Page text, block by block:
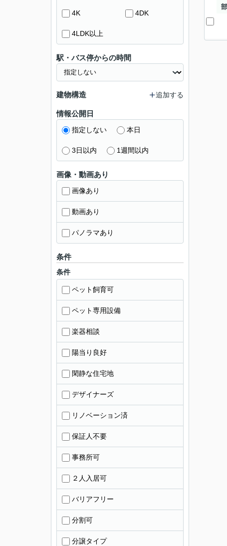
4K 4DK
4LDK以上
駅・バス停からの時間
建物構造 追加する
情報公開日
指定しない 本日
3日以内 1週間以内
画像・動画あり
画像あり
動画あり
パノラマあり
条件
条件
ペット飼育可
ペット専用設備
楽器相談
陽当り良好
閑静な住宅地
デザイナーズ
リノベーション済
保証人不要
事務所可
２人入居可
バリアフリー
分割可
分譲タイプ